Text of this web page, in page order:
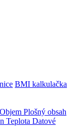
BMI kalkulačka
Objem Plošný obsah
Teplota Datové